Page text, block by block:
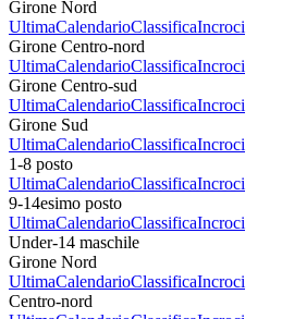
Girone Nord
UltimaCalendarioClassificaIncroci
Girone Centro-nord
UltimaCalendarioClassificaIncroci
Girone Centro-sud
UltimaCalendarioClassificaIncroci
Girone Sud
UltimaCalendarioClassificaIncroci
1-8 posto
UltimaCalendarioClassificaIncroci
9-14esimo posto
UltimaCalendarioClassificaIncroci
Under-14 maschile
Girone Nord
UltimaCalendarioClassificaIncroci
Centro-nord